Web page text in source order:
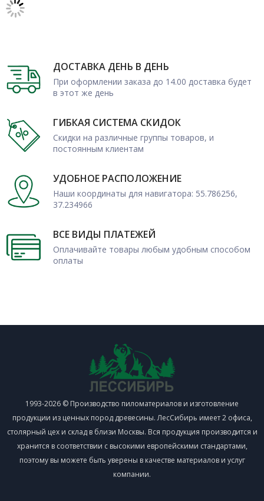
ДОСТАВКА ДЕНЬ В ДЕНЬ
При оформлении заказа до 14.00 доставка будет
в этот же день
ГИБКАЯ СИСТЕМА СКИДОК
Скидки на различные группы товаров, и
постоянным клиентам
УДОБНОЕ РАСПОЛОЖЕНИЕ
Наши координаты для навигатора: 55.786256,
37.234966
ВСЕ ВИДЫ ПЛАТЕЖЕЙ
Оплачивайте товары любым удобным способом
оплаты
1993-2026 © Производство пиломатериалов и изготовление
продукции из ценных пород древесины. ЛесСибирь имеет 2 офиса,
столярный цех и склад в близи Москвы. Вся продукция производится и
хранится в соответствии с высокими европейскими стандартами,
поэтому вы можете быть уверены в качестве материалов и услуг
компании.